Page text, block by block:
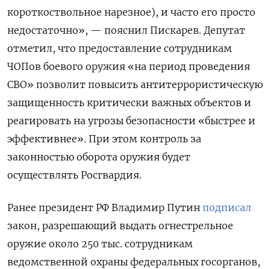
короткоствольное нарезное), и часто его просто
недостаточно», — пояснил Пискарев. Депутат
отметил, что предоставление сотрудникам
ЧОПов боевого оружия «на период проведения
СВО» позволит повысить антитеррористическую
защищенность критически важных объектов и
реагировать на угрозы безопасности «быстрее и
эффективнее». При этом контроль за
законностью оборота оружия будет
осуществлять Росгвардия.
Ранее президент РФ Владимир Путин подписал
закон, разрешающий выдать огнестрельное
оружие около 250 тыс. сотрудникам
ведомственной охраны федеральных госорганов,